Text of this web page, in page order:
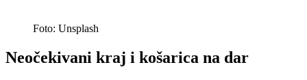
Foto: Unsplash
Neočekivani kraj i košarica na dar